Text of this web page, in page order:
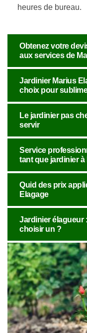
heures de bureau.
Obtenez votre
aux services de
Jardinier Marius
choix pour
Le jardinier pas
servir
Service
tant que jardinier à
Quid des prix
Elagage
Jardinier élagueur
choisir un ?